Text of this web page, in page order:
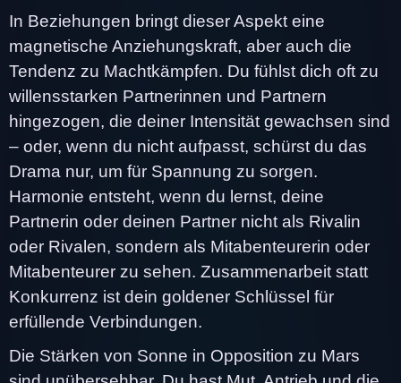
In Beziehungen bringt dieser Aspekt eine
magnetische Anziehungskraft, aber auch die
Tendenz zu Machtkämpfen. Du fühlst dich oft zu
willensstarken Partnerinnen und Partnern
hingezogen, die deiner Intensität gewachsen sind
– oder, wenn du nicht aufpasst, schürst du das
Drama nur, um für Spannung zu sorgen.
Harmonie entsteht, wenn du lernst, deine
Partnerin oder deinen Partner nicht als Rivalin
oder Rivalen, sondern als Mitabenteurerin oder
Mitabenteurer zu sehen. Zusammenarbeit statt
Konkurrenz ist dein goldener Schlüssel für
erfüllende Verbindungen.
Die Stärken von Sonne in Opposition zu Mars